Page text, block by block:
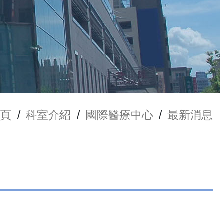
/ 科室介紹 / 國際醫療中心 / 最新消息